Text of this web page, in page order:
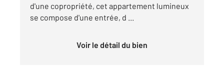
d'une copropriété, cet appartement lumineux
se compose d'une entrée, d ...
Voir le détail du bien